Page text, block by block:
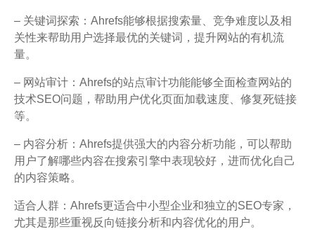
– 关键词探索：Ahrefs能够根据搜索量、竞争难度以及相
关性来帮助用户选择最优的关键词，提升网站的有机流
量。
– 网站审计：Ahrefs的站点审计功能能够全面检查网站的
技术SEO问题，帮助用户优化页面加载速度、修复死链接
等。
– 内容分析：Ahrefs提供强大的内容分析功能，可以帮助
用户了解哪些内容在搜索引擎中表现较好，进而优化自己
的内容策略。
适合人群：Ahrefs更适合中小型企业和独立的SEO专家，
尤其是那些重视反向链接分析和内容优化的用户。